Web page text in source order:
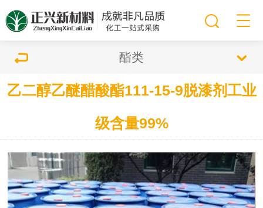
酯类
乙二醇乙醚醋酸酯111-15-9脱漆剂工业
级含量99%